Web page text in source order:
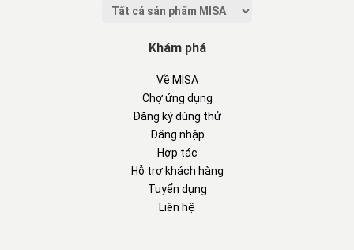
Khám phá
Về MISA
Chợ ứng dụng
Đăng ký dùng thử
Đăng nhập
Hợp tác
Hỗ trợ khách hàng
Tuyển dụng
Liên hệ